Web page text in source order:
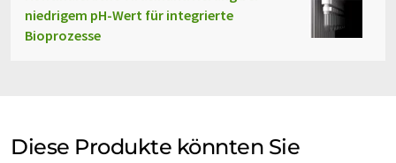
niedrigem pH-Wert für integrierte
Bioprozesse
Diese Produkte könnten Sie